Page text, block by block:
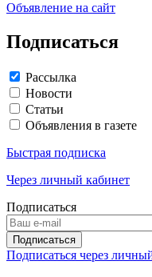
Объявление на сайт
Подписаться
Рассылка
Новости
Статьи
Объявления в газете
Быстрая подписка
Через личный кабинет
Подписаться
Подписаться через